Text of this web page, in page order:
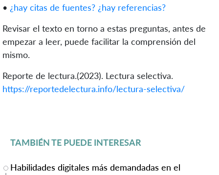
• ¿hay citas de fuentes? ¿hay referencias?
Revisar el texto en torno a estas preguntas, antes de
empezar a leer, puede facilitar la comprensión del
mismo.
Reporte de lectura.(2023). Lectura selectiva.
https://reportedelectura.info/lectura-selectiva/
TAMBIÉN TE PUEDE INTERESAR
Habilidades digitales más demandadas en el